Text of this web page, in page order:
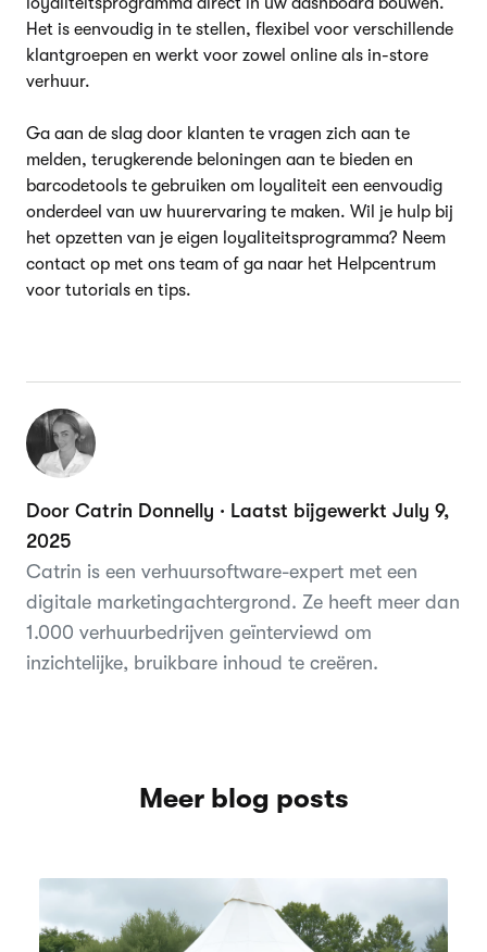
Het is eenvoudig in te stellen, flexibel voor verschillende
klantgroepen en werkt voor zowel online als in-store
verhuur.
Ga aan de slag door klanten te vragen zich aan te
melden, terugkerende beloningen aan te bieden en
barcodetools te gebruiken om loyaliteit een eenvoudig
onderdeel van uw huurervaring te maken. Wil je hulp bij
het opzetten van je eigen loyaliteitsprogramma? Neem
contact op met ons team of ga naar het Helpcentrum
voor tutorials en tips.
Door Catrin Donnelly · Laatst bijgewerkt July 9,
2025
Catrin is een verhuursoftware-expert met een
digitale marketingachtergrond. Ze heeft meer dan
1.000 verhuurbedrijven geïnterviewd om
inzichtelijke, bruikbare inhoud te creëren.
Meer blog posts